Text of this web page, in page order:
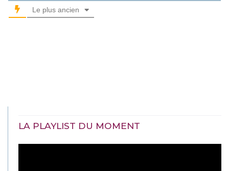
Le plus ancien
LA PLAYLIST DU MOMENT